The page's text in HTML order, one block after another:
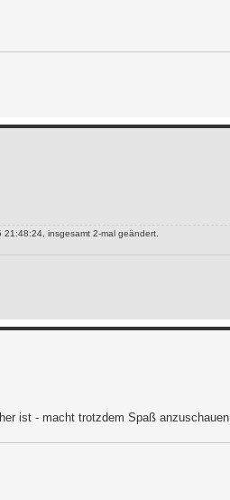
21:48:24, insgesamt 2-mal geändert.
ist - macht trotzdem Spaß anzuschauen